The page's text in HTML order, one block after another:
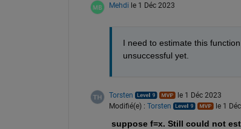
Mehdi le 1 Déc 2023
I need to estimate this
unsuccessful yet.
Torsten
le 1 Déc 2023
Modifié(e) : Torsten le 1
suppose f=x. Still could not